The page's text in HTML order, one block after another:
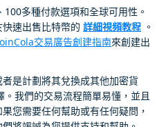
多種付款選項和全球可用性。
速出售比特幣的 詳細視頻教程 。
交易廣告創建指南來創建出
是計劃將其兌換成其他加密貨
我們的交易流程簡單易懂，並且
您需要任何幫助或有任何疑問，